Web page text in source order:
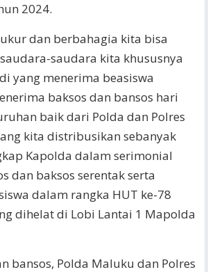
2024.
dan berbahagia kita bisa
saudara kita khususnya
yang menerima beasiswa
baksos dan bansos hari
baik dari Polda dan Polres
kita distribusikan sebanyak
Kapolda dalam serimonial
dan baksos serentak serta
dalam rangka HUT ke-78
dihelat di Lobi Lantai 1 Mapolda
bansos, Polda Maluku dan Polres